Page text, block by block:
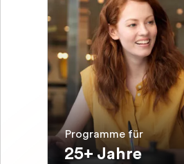
Programme für
25+ Jahre